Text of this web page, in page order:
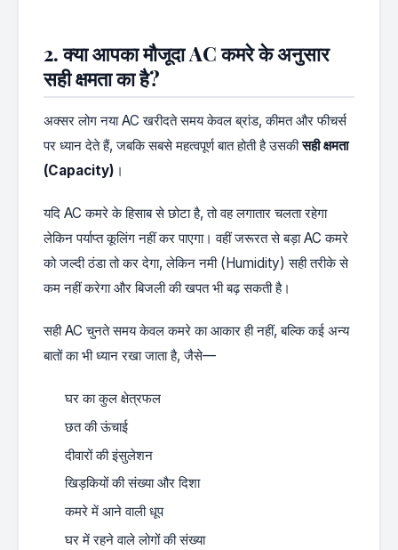
2. क्या आपका मौजूदा AC कमरे के अनुसार
सही क्षमता का है?
अक्सर लोग नया AC खरीदते समय केवल ब्रांड, कीमत और फीचर्स
पर ध्यान देते हैं, जबकि सबसे महत्वपूर्ण बात होती है उसकीसही क्षमता
(Capacity) ।
यदि AC कमरे के हिसाब से छोटा है, तो वह लगातार चलता रहेगा
लेकिन पर्याप्त कूलिंग नहीं कर पाएगा। वहीं जरूरत से बड़ा AC कमरे
को जल्दी ठंडा तो कर देगा, लेकिन नमी (Humidity) सही तरीके से
कम नहीं करेगा और बिजली की खपत भी बढ़ सकती है।
सही AC चुनते समय केवल कमरे का आकार ही नहीं, बल्कि कई अन्य
बातों का भी ध्यान रखा जाता है, जैसे—
घर का कुल क्षेत्रफल
छत की ऊंचाई
दीवारों की इंसुलेशन
खिड़कियों की संख्या और दिशा
कमरे में आने वाली धूप
घर में रहने वाले लोगों की संख्या